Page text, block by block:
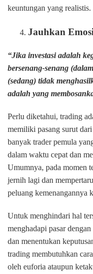
keuntungan yang realistis.
Jauhkan
“Jika investasi adalah
bersenang-senang
(sedang) tidak
adalah yang
Perlu diketahui, trading
memiliki pasang surut
banyak trader pemula
dalam waktu cepat dan
Umumnya, pada momen
jernih lagi dan
peluang kemenangannya
Untuk menghindari hal
menghadapi pasar
dan menentukan
trading membutuhkan
oleh euforia ataupun